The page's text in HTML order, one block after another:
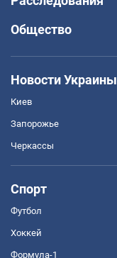
Общество
Новости Украины
Киев
Запорожье
Черкассы
Спорт
Футбол
Хоккей
Формула-1